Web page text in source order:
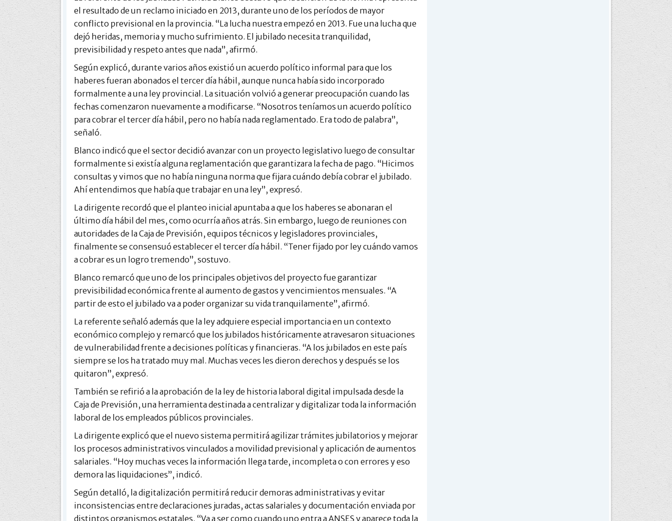
el resultado de un reclamo iniciado en 2013, durante uno de los períodos de mayor
conflicto previsional en la provincia. “La lucha nuestra empezó en 2013. Fue una lucha que
dejó heridas, memoria y mucho sufrimiento. El jubilado necesita tranquilidad,
previsibilidad y respeto antes que nada”, afirmó.
Según explicó, durante varios años existió un acuerdo político informal para que los
haberes fueran abonados el tercer día hábil, aunque nunca había sido incorporado
formalmente a una ley provincial. La situación volvió a generar preocupación cuando las
fechas comenzaron nuevamente a modificarse. “Nosotros teníamos un acuerdo político
para cobrar el tercer día hábil, pero no había nada reglamentado. Era todo de palabra”,
señaló.
Blanco indicó que el sector decidió avanzar con un proyecto legislativo luego de consultar
formalmente si existía alguna reglamentación que garantizara la fecha de pago. “Hicimos
consultas y vimos que no había ninguna norma que fijara cuándo debía cobrar el jubilado.
Ahí entendimos que había que trabajar en una ley”, expresó.
La dirigente recordó que el planteo inicial apuntaba a que los haberes se abonaran el
último día hábil del mes, como ocurría años atrás. Sin embargo, luego de reuniones con
autoridades de la Caja de Previsión, equipos técnicos y legisladores provinciales,
finalmente se consensuó establecer el tercer día hábil. “Tener fijado por ley cuándo vamos
a cobrar es un logro tremendo”, sostuvo.
Blanco remarcó que uno de los principales objetivos del proyecto fue garantizar
previsibilidad económica frente al aumento de gastos y vencimientos mensuales. “A
partir de esto el jubilado va a poder organizar su vida tranquilamente”, afirmó.
La referente señaló además que la ley adquiere especial importancia en un contexto
económico complejo y remarcó que los jubilados históricamente atravesaron situaciones
de vulnerabilidad frente a decisiones políticas y financieras. “A los jubilados en este país
siempre se los ha tratado muy mal. Muchas veces les dieron derechos y después se los
quitaron”, expresó.
También se refirió a la aprobación de la ley de historia laboral digital impulsada desde la
Caja de Previsión, una herramienta destinada a centralizar y digitalizar toda la información
laboral de los empleados públicos provinciales.
La dirigente explicó que el nuevo sistema permitirá agilizar trámites jubilatorios y mejorar
los procesos administrativos vinculados a movilidad previsional y aplicación de aumentos
salariales. “Hoy muchas veces la información llega tarde, incompleta o con errores y eso
demora las liquidaciones”, indicó.
Según detalló, la digitalización permitirá reducir demoras administrativas y evitar
inconsistencias entre declaraciones juradas, actas salariales y documentación enviada por
distintos organismos estatales. “Va a ser como cuando uno entra a ANSES y aparece toda la